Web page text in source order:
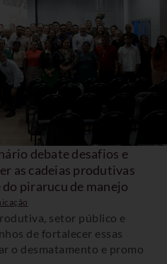
debate desafios e
as cadeias produtivas
pirarucu de manejo
setor público e
de fortalecer essas
o desmatamento e promo